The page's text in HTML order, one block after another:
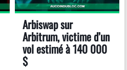
Arbiswap sur
Arbitrum, victime d’un
vol estimé à 140 000
$